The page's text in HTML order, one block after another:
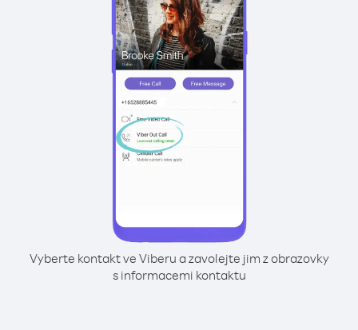
Vyberte kontakt ve Viberu a zavolejte jim z obrazovky
s informacemi kontaktu